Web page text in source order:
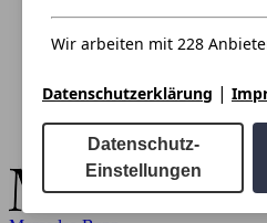
Wir arbeiten mit 228
Datenschutzerklärung |
Datenschutz-
Einstellungen